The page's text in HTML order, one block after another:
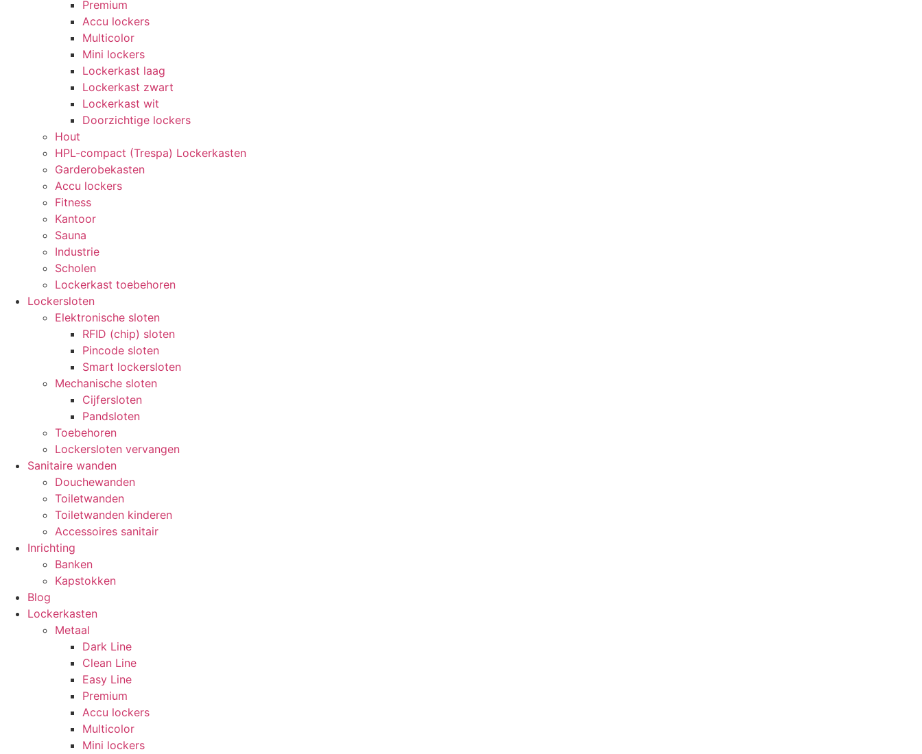
Premium
Accu lockers
Multicolor
Mini lockers
Lockerkast laag
Lockerkast zwart
Lockerkast wit
Doorzichtige lockers
Hout
HPL-compact (Trespa) Lockerkasten
Garderobekasten
Accu lockers
Fitness
Kantoor
Sauna
Industrie
Scholen
Lockerkast toebehoren
Lockersloten
Elektronische sloten
RFID (chip) sloten
Pincode sloten
Smart lockersloten
Mechanische sloten
Cijfersloten
Pandsloten
Toebehoren
Lockersloten vervangen
Sanitaire wanden
Douchewanden
Toiletwanden
Toiletwanden kinderen
Accessoires sanitair
Inrichting
Banken
Kapstokken
Blog
Lockerkasten
Metaal
Dark Line
Clean Line
Easy Line
Premium
Accu lockers
Multicolor
Mini lockers